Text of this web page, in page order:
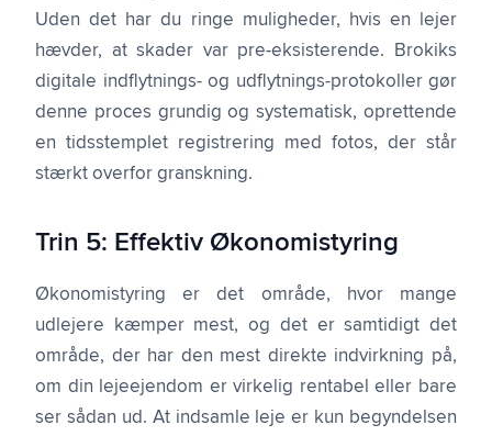
Uden det har du ringe muligheder, hvis en lejer
hævder, at skader var pre-eksisterende. Brokiks
digitale indflytnings- og udflytnings-protokoller gør
denne proces grundig og systematisk, oprettende
en tidsstemplet registrering med fotos, der står
stærkt overfor granskning.
Trin 5: Effektiv Økonomistyring
Økonomistyring er det område, hvor mange
udlejere kæmper mest, og det er samtidigt det
område, der har den mest direkte indvirkning på,
om din lejeejendom er virkelig rentabel eller bare
ser sådan ud. At indsamle leje er kun begyndelsen